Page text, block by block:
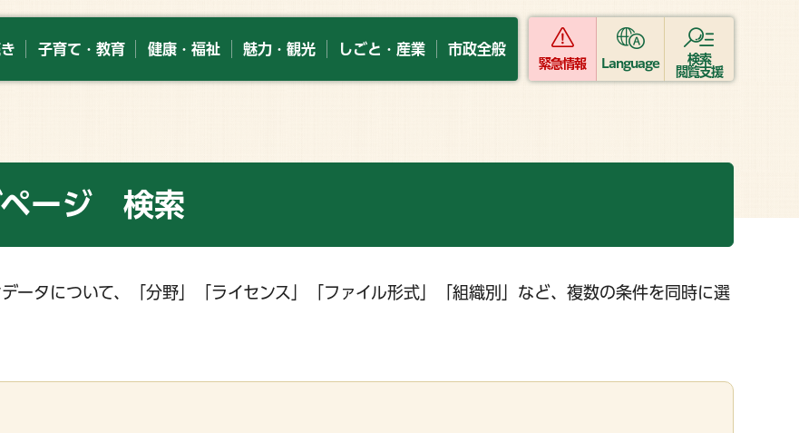
子育て・教育 健康・福祉 魅力・観光 しごと・産業 市政全般
緊急情報 Language
検索
閲覧支援
ページ 検索
ータについて、「分野」「ライセンス」「ファイル形式」「組織別」など、複数の条件を同時に選